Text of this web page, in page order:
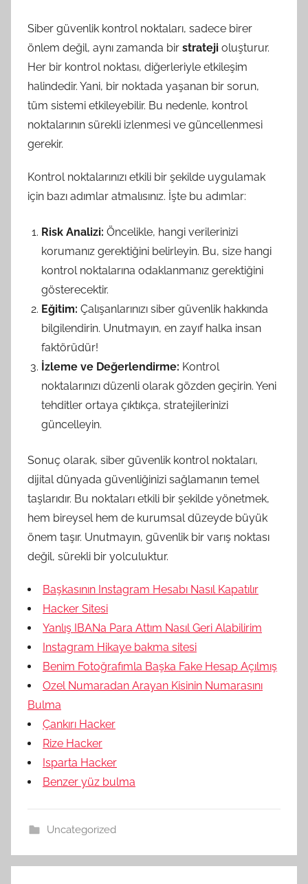
Siber güvenlik kontrol noktaları, sadece birer
önlem değil, aynı zamanda bir strateji oluşturur.
Her bir kontrol noktası, diğerleriyle etkileşim
halindedir. Yani, bir noktada yaşanan bir sorun,
tüm sistemi etkileyebilir. Bu nedenle, kontrol
noktalarının sürekli izlenmesi ve güncellenmesi
gerekir.
Kontrol noktalarınızı etkili bir şekilde uygulamak
için bazı adımlar atmalısınız. İşte bu adımlar:
Risk Analizi: Öncelikle, hangi verilerinizi
korumanız gerektiğini belirleyin. Bu, size hangi
kontrol noktalarına odaklanmanız gerektiğini
gösterecektir.
Eğitim: Çalışanlarınızı siber güvenlik hakkında
bilgilendirin. Unutmayın, en zayıf halka insan
faktörüdür!
İzleme ve Değerlendirme: Kontrol
noktalarınızı düzenli olarak gözden geçirin. Yeni
tehditler ortaya çıktıkça, stratejilerinizi
güncelleyin.
Sonuç olarak, siber güvenlik kontrol noktaları,
dijital dünyada güvenliğinizi sağlamanın temel
taşlarıdır. Bu noktaları etkili bir şekilde yönetmek,
hem bireysel hem de kurumsal düzeyde büyük
önem taşır. Unutmayın, güvenlik bir varış noktası
değil, sürekli bir yolculuktur.
Başkasının Instagram Hesabı Nasıl Kapatılır
Hacker Sitesi
Yanlış IBANa Para Attım Nasıl Geri Alabilirim
Instagram Hikaye bakma sitesi
Benim Fotoğrafımla Başka Fake Hesap Açılmış
Ozel Numaradan Arayan Kisinin Numarasını
Bulma
Çankırı Hacker
Rize Hacker
Isparta Hacker
Benzer yüz bulma
Uncategorized